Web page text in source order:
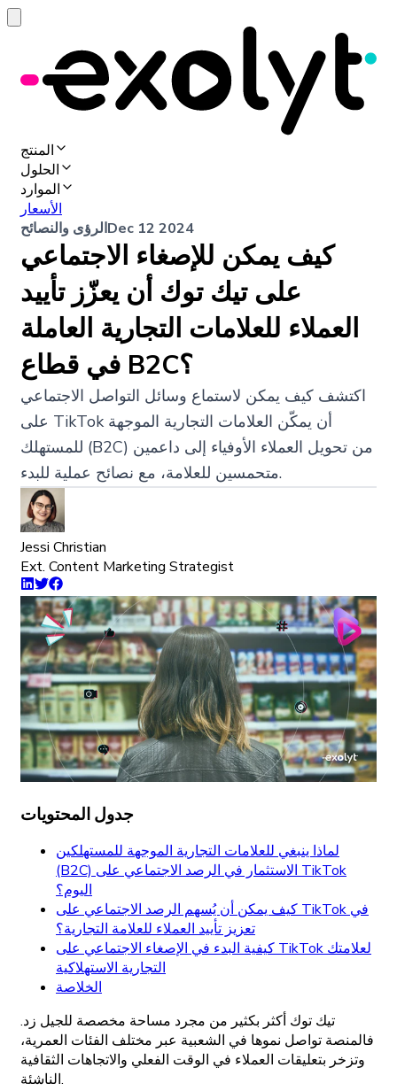
المنتج
الحلول
الموارد
الأسعار
الرؤى والنصائحDec 12 2024
كيف يمكن للإصغاء الاجتماعي
على تيك توك أن يعزّز تأييد
العملاء للعلامات التجارية العاملة
في قطاع B2C؟
اكتشف كيف يمكن لاستماع وسائل التواصل الاجتماعي
على TikTok أن يمكّن العلامات التجارية الموجهة
للمستهلك (B2C) من تحويل العملاء الأوفياء إلى داعمين
متحمسين للعلامة، مع نصائح عملية للبدء.
Jessi Christian
Ext. Content Marketing Strategist
جدول المحتويات
لماذا ينبغي للعلامات التجارية الموجهة للمستهلكين
(B2C) الاستثمار في الرصد الاجتماعي على TikTok
اليوم؟
كيف يمكن أن يُسهم الرصد الاجتماعي على TikTok في
تعزيز تأييد العملاء للعلامة التجارية؟
كيفية البدء في الإصغاء الاجتماعي على TikTok لعلامتك
التجارية الاستهلاكية
الخلاصة
تيك توك أكثر بكثير من مجرد مساحة مخصصة للجيل زد.
فالمنصة تواصل نموها في الشعبية عبر مختلف الفئات العمرية،
وتزخر بتعليقات العملاء في الوقت الفعلي والاتجاهات الثقافية
الناشئة.